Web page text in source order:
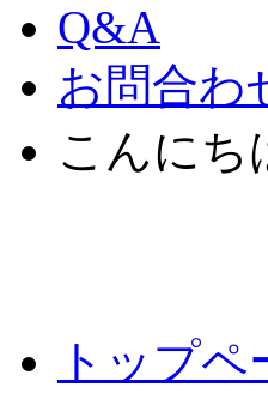
Q&A
お問合わ
こんにち
トップペ